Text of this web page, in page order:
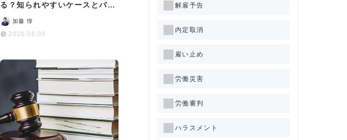
る？知られやすいケースとバレ
るリスクを減らす方法
加藤 惇
2026.06.03
解雇予告
内定取消
雇い止め
労働災害
労働審判
ハラスメント